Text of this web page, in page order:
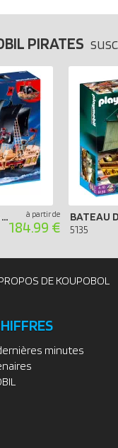
PIRATES
BATEAU PIRATES DES TÉNÈBRES à partir de
184.99 € 5135
DE KOUPOBOL
minutes